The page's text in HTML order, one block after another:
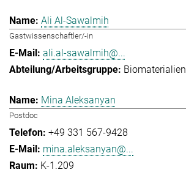
Ali Al-Sawalmih
Gastwissenschaftler/-in
ali.al-sawalmih@...
Biomaterialien
Mina Aleksanyan
Postdoc
+49 331 567-9428
mina.aleksanyan@...
K-1.209